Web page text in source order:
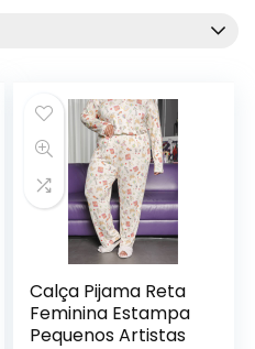
Calça Pijama Reta
Feminina Estampa
Pequenos Artistas